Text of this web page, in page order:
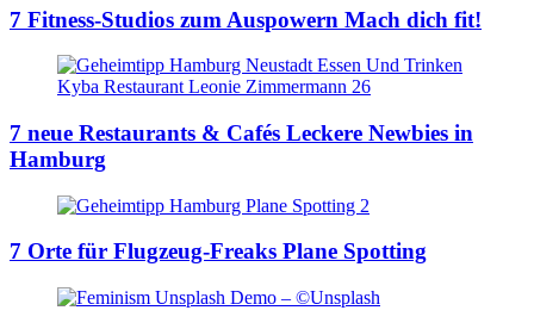
7 Fitness-Studios zum Auspowern Mach dich fit!
7 neue Restaurants & Cafés Leckere Newbies in
Hamburg
7 Orte für Flugzeug-Freaks Plane Spotting